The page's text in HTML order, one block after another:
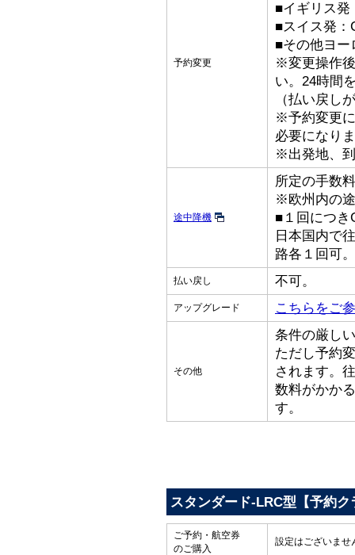
予約変更
■イギリス発
■スイス発：
■その他ヨー
※変更操作
い。24時間
（払い戻し
※予約変更
必要になり
※出発地、
途中降機
所定の手数
※欧州内の
■１回につき
日本国内で
路各１回可。
払い戻し 不可。
アップグレード こちらをご
その他
条件の厳し
ただし予約
されます。
数料がかか
す。
スタンダード-LRC型【予約ク
ご予約・航空券
のご購入
設定はございませ